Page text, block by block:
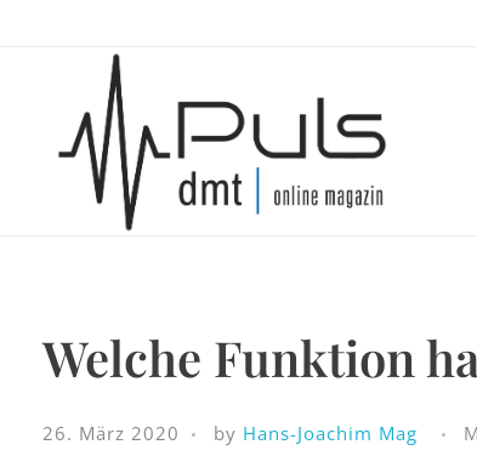
Puls Magazin
Welche Funktion
26. März 2020 by Hans-Joachim Mag